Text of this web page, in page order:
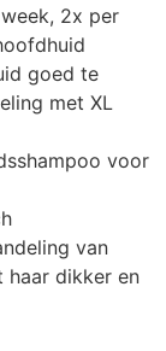
2x per
goed te
met XL
voor
van
haar dikker en